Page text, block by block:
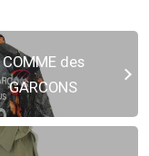
COMME des
GARCONS